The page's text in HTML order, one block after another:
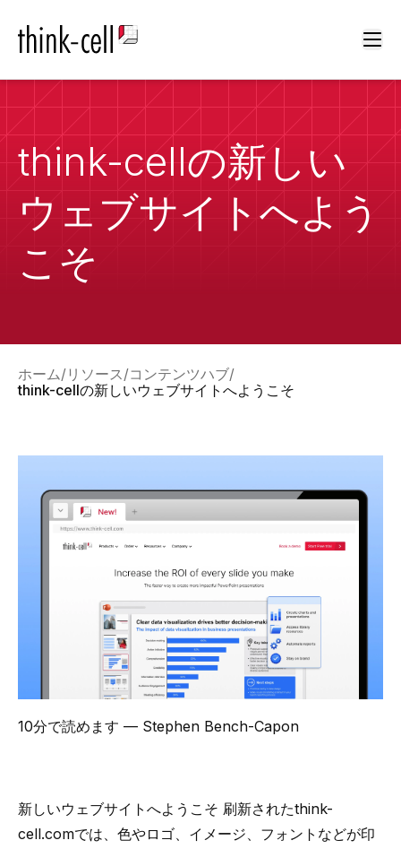
think-cellの新しい
ウェブサイトへよう
こそ
ホーム リソース コンテンツハブ
think-cellの新しいウェブサイトへようこそ
10分で読めます — Stephen Bench-Capon
新しいウェブサイトへようこそ 刷新されたthink-
cell.comでは、色やロゴ、イメージ、フォントなどが印